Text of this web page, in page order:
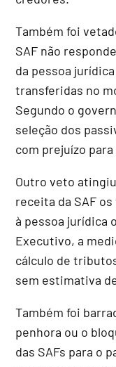
Também foi
SAF não
da pessoa
transferidas no
Segundo o
seleção dos
com prejuízo
Outro veto
receita da SAF
à pessoa jurídica
Executivo, a
cálculo de
sem estimativa
Também foi
penhora ou o
das SAFs para o